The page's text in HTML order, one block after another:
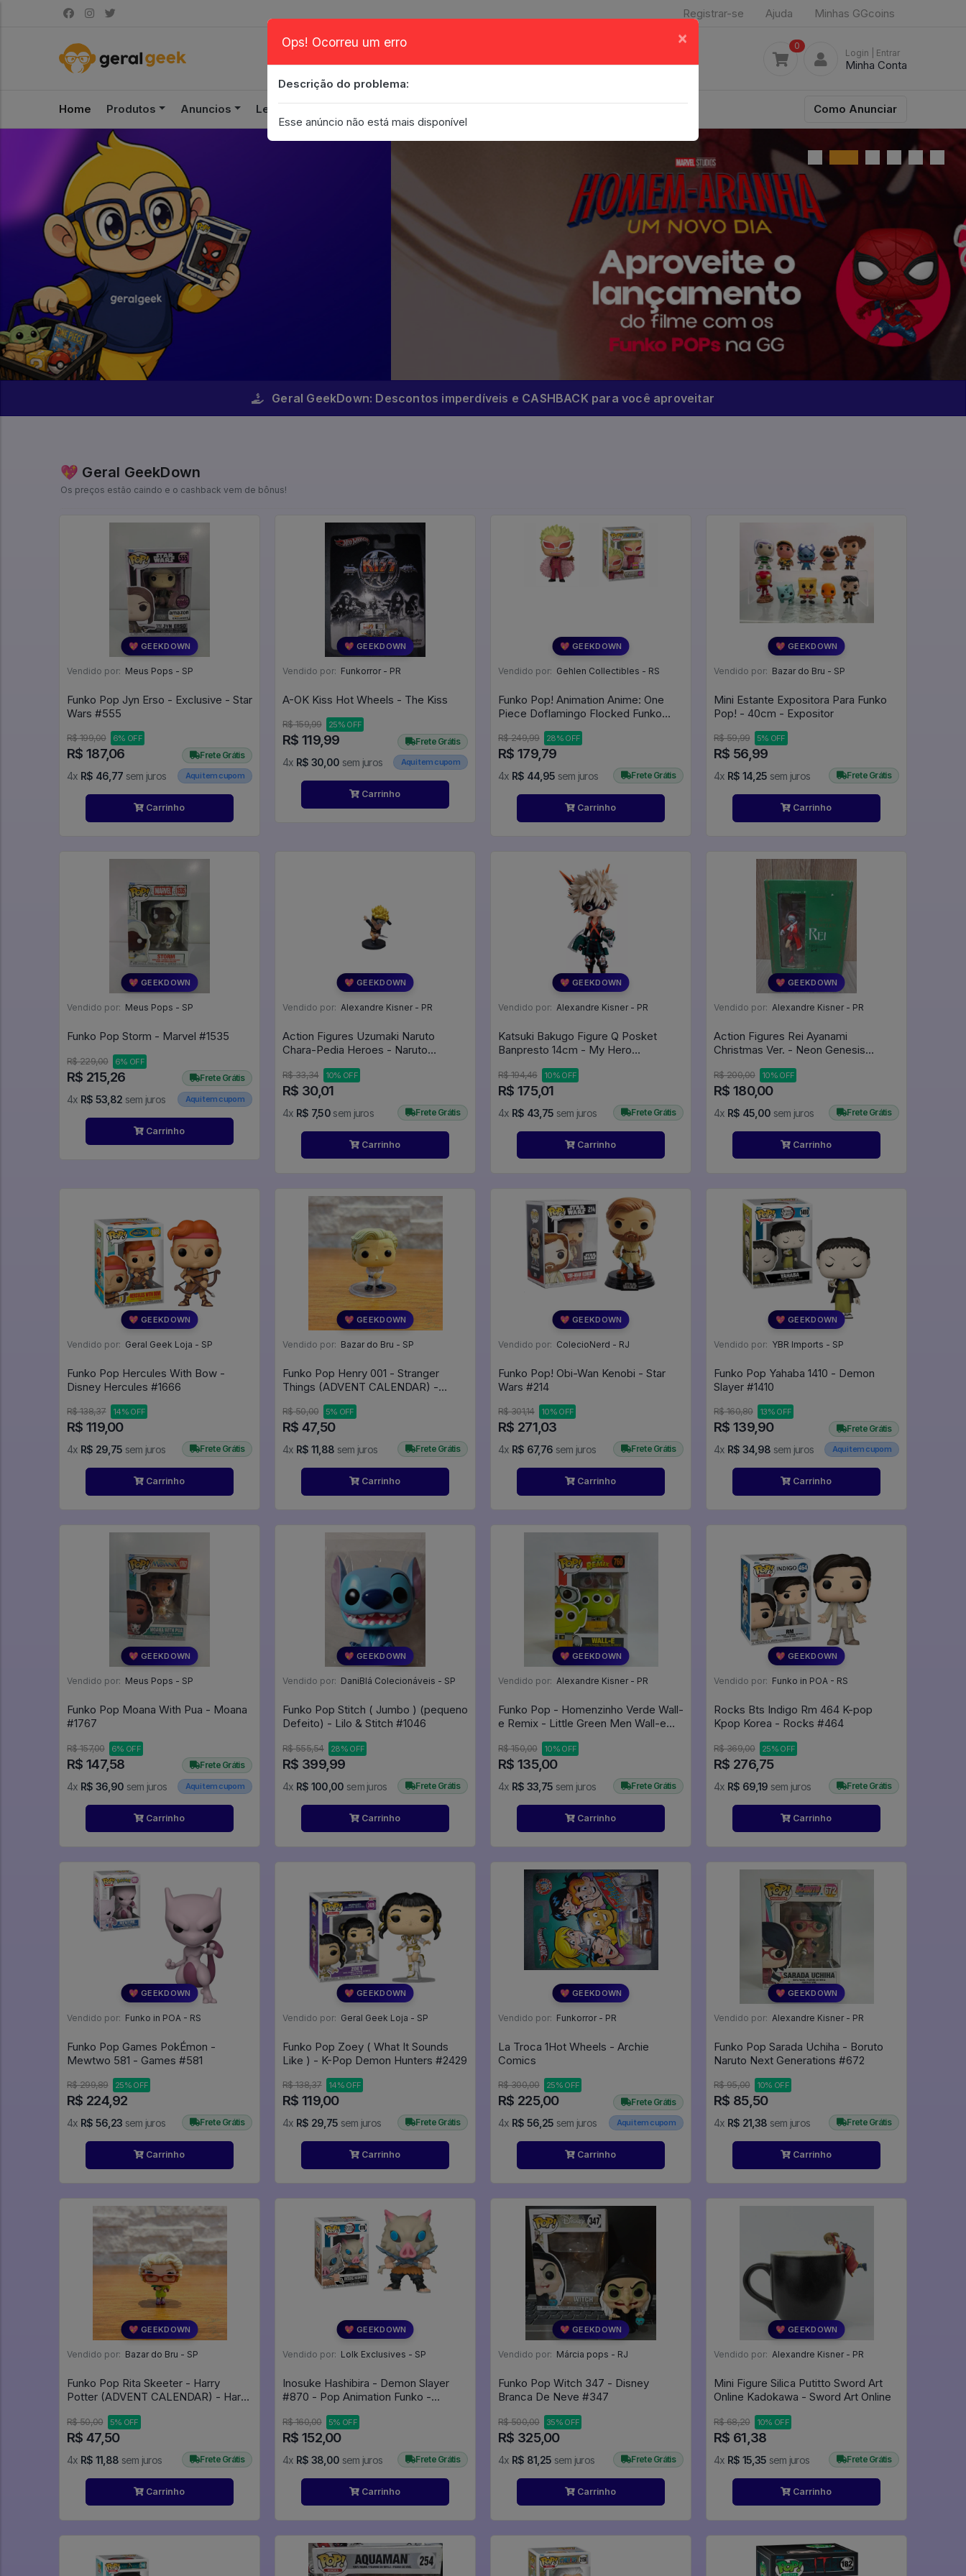
Registrar-se Ajuda Minhas GGcoins
0
Login | Entrar
Minha Conta
Home Produtos Anuncios Leilão Como Anunciar
Geral GeekDown: Descontos imperdíveis e CASHBACK para você aproveitar
💖 Geral GeekDown
Os preços estão caindo e o cashback vem de bônus!
💖 GEEKDOWN
Vendido por: Meus Pops - SP
Funko Pop Jyn Erso - Exclusive - Star
Wars #555
R$ 199,00 6% OFF
R$ 187,06
4x R$ 46,77 sem juros
Frete Grátis
Aqui tem cupom
Carrinho
💖 GEEKDOWN
Vendido por: Funkorror - PR
A-OK Kiss Hot Wheels - The Kiss
R$ 159,99 25% OFF
R$ 119,99
4x R$ 30,00 sem juros
Frete Grátis
Aqui tem cupom
Carrinho
💖 GEEKDOWN
Vendido por: Gehlen Collectibles - RS
Funko Pop! Animation Anime: One
Piece Doflamingo Flocked Funko
Edition #2327 - Anime: One Piece
#2327
R$ 249,99 28% OFF
R$ 179,79
4x R$ 44,95 sem juros Frete Grátis
Carrinho
💖 GEEKDOWN
Vendido por: Bazar do Bru - SP
Mini Estante Expositora Para Funko
Pop! - 40cm - Expositor
R$ 59,99 5% OFF
R$ 56,99
4x R$ 14,25 sem juros Frete Grátis
Carrinho
💖 GEEKDOWN
Vendido por: Meus Pops - SP
Funko Pop Storm - Marvel #1535
R$ 229,00 6% OFF
R$ 215,26
4x R$ 53,82 sem juros
Frete Grátis
Aqui tem cupom
Carrinho
💖 GEEKDOWN
Vendido por: Alexandre Kisner - PR
Action Figures Uzumaki Naruto
Chara-Pedia Heroes - Naruto
R$ 33,34 10% OFF
R$ 30,01
4x R$ 7,50 sem juros Frete Grátis
Carrinho
💖 GEEKDOWN
Vendido por: Alexandre Kisner - PR
Katsuki Bakugo Figure Q Posket
Banpresto 14cm - My Hero
R$ 194,46 10% OFF
R$ 175,01
4x R$ 43,75 sem juros Frete Grátis
Carrinho
💖 GEEKDOWN
Vendido por: Alexandre Kisner - PR
Action Figures Rei Ayanami
Christmas Ver. - Neon Genesis
R$ 200,00 10% OFF
R$ 180,00
4x R$ 45,00 sem juros Frete Grátis
Carrinho
💖 GEEKDOWN
Vendido por: Geral Geek Loja - SP
Funko Pop Hercules With Bow -
Disney Hercules #1666
R$ 138,37 14% OFF
R$ 119,00
4x R$ 29,75 sem juros Frete Grátis
Carrinho
💖 GEEKDOWN
Vendido por: Bazar do Bru - SP
Funko Pop Henry 001 - Stranger
Things (ADVENT CALENDAR) -
R$ 50,00 5% OFF
R$ 47,50
4x R$ 11,88 sem juros Frete Grátis
Carrinho
💖 GEEKDOWN
Vendido por: ColecioNerd - RJ
Funko Pop! Obi-Wan Kenobi - Star
Wars #214
R$ 301,14 10% OFF
R$ 271,03
4x R$ 67,76 sem juros Frete Grátis
Carrinho
💖 GEEKDOWN
Vendido por: YBR Imports - SP
Funko Pop Yahaba 1410 - Demon
Slayer #1410
R$ 160,80 13% OFF
R$ 139,90
4x R$ 34,98 sem juros
Frete Grátis
Aqui tem cupom
Carrinho
💖 GEEKDOWN
Vendido por: Meus Pops - SP
Funko Pop Moana With Pua - Moana
#1767
R$ 157,00 6% OFF
R$ 147,58
4x R$ 36,90 sem juros
Frete Grátis
Aqui tem cupom
Carrinho
💖 GEEKDOWN
Vendido por: DaniBlá Colecionáveis - SP
Funko Pop Stitch ( Jumbo ) (pequeno
Defeito) - Lilo & Stitch #1046
R$ 555,54 28% OFF
R$ 399,99
4x R$ 100,00 sem juros Frete Grátis
Carrinho
💖 GEEKDOWN
Vendido por: Alexandre Kisner - PR
Funko Pop - Homenzinho Verde Wall-
e Remix - Little Green Men Wall-e
#760
R$ 150,00 10% OFF
R$ 135,00
4x R$ 33,75 sem juros Frete Grátis
Carrinho
💖 GEEKDOWN
Vendido por: Funko in POA - RS
Rocks Bts Indigo Rm 464 K-pop
Kpop Korea - Rocks #464
R$ 369,00 25% OFF
R$ 276,75
4x R$ 69,19 sem juros Frete Grátis
Carrinho
💖 GEEKDOWN
Vendido por: Funko in POA - RS
Funko Pop Games PokÉmon -
Mewtwo 581 - Games #581
R$ 299,89 25% OFF
R$ 224,92
4x R$ 56,23 sem juros Frete Grátis
Carrinho
💖 GEEKDOWN
Vendido por: Geral Geek Loja - SP
Funko Pop Zoey ( What It Sounds
Like ) - K-Pop Demon Hunters #2429
R$ 138,37 14% OFF
R$ 119,00
4x R$ 29,75 sem juros Frete Grátis
Carrinho
💖 GEEKDOWN
Vendido por: Funkorror - PR
La Troca 1Hot Wheels - Archie
Comics
R$ 300,00 25% OFF
R$ 225,00
4x R$ 56,25 sem juros
Frete Grátis
Aqui tem cupom
Carrinho
💖 GEEKDOWN
Vendido por: Alexandre Kisner - PR
Funko Pop Sarada Uchiha - Boruto
Naruto Next Generations #672
R$ 95,00 10% OFF
R$ 85,50
4x R$ 21,38 sem juros Frete Grátis
Carrinho
💖 GEEKDOWN
Vendido por: Bazar do Bru - SP
Funko Pop Rita Skeeter - Harry
Potter (ADVENT CALENDAR) - Harry
R$ 50,00 5% OFF
R$ 47,50
4x R$ 11,88 sem juros Frete Grátis
Carrinho
💖 GEEKDOWN
Vendido por: Lolk Exclusives - SP
Inosuke Hashibira - Demon Slayer
#870 - Pop Animation Funko -
R$ 160,00 5% OFF
R$ 152,00
4x R$ 38,00 sem juros Frete Grátis
Carrinho
💖 GEEKDOWN
Vendido por: Márcia pops - RJ
Funko Pop Witch 347 - Disney
Branca De Neve #347
R$ 500,00 35% OFF
R$ 325,00
4x R$ 81,25 sem juros Frete Grátis
Carrinho
💖 GEEKDOWN
Vendido por: Alexandre Kisner - PR
Mini Figure Silica Putitto Sword Art
Online Kadokawa - Sword Art Online
R$ 68,20 10% OFF
R$ 61,38
4x R$ 15,35 sem juros Frete Grátis
Carrinho
Ops! Ocorreu um erro ×
Descrição do problema:
Esse anúncio não está mais disponível